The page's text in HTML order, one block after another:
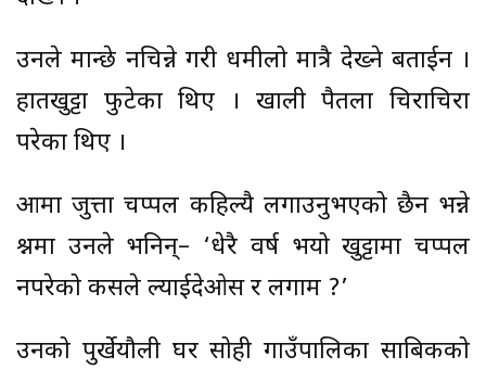
उनले मान्छे नचिन्ने गरी धमीलो मात्रै देख्ने बताईन ।
हातखुट्टा फुटेका थिए । खाली पैतला चिराचिरा
परेका थिए ।
आमा जुत्ता चप्पल कहिल्यै लगाउनुभएको छैन भन्ने
प्रश्नमा उनले भनिन्– ‘धेरै वर्ष भयो खुट्टामा चप्पल
नपरेको कसले ल्याईदेओस र लगाम ?’
उनको पुर्खेयौली घर सोही गाउँपालिका साबिकको